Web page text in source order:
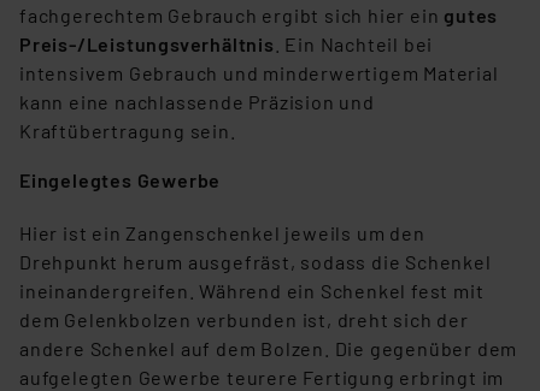
fachgerechtem Gebrauch ergibt sich hier ein gutes
Preis-/Leistungsverhältnis . Ein Nachteil bei
intensivem Gebrauch und minderwertigem Material
kann eine nachlassende Präzision und
Kraftübertragung sein.
Eingelegtes Gewerbe
Hier ist ein Zangenschenkel jeweils um den
Drehpunkt herum ausgefräst, sodass die Schenkel
ineinandergreifen. Während ein Schenkel fest mit
dem Gelenkbolzen verbunden ist, dreht sich der
andere Schenkel auf dem Bolzen. Die gegenüber dem
aufgelegten Gewerbe teurere Fertigung erbringt im